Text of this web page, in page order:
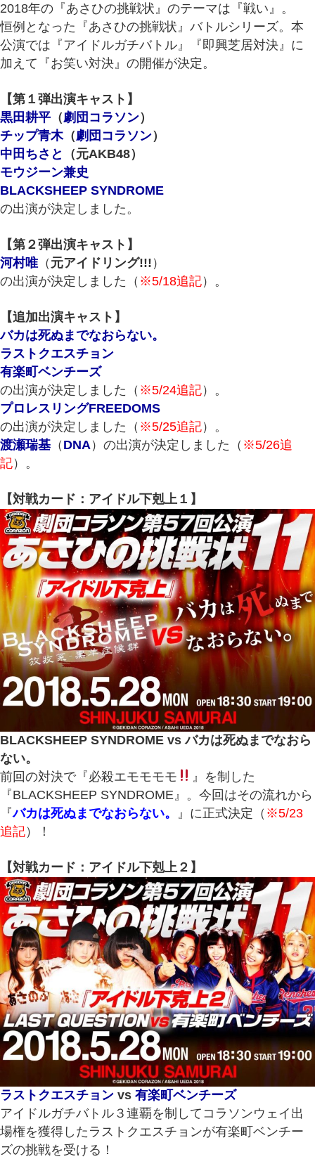
2018年の『あさひの挑戦状』のテーマは『戦い』。
恒例となった『あさひの挑戦状』バトルシリーズ。本
公演では『アイドルガチバトル』『即興芝居対決』に
加えて『お笑い対決』の開催が決定。
【第１弾出演キャスト】
黒田耕平 （劇団コラソン）
チップ青木（劇団コラソン）
中田ちさと
（元AKB48）
モウジーン兼史
BLACKSHEEP SYNDROME
の出演が決定しました。
【第２弾出演キャスト】
河村唯 （ 元アイドリング!!! ）
の出演が決定しました（ ※5/18追記）。
【追加出演キャスト】
バカは死ぬまでなおらない。
ラストクエスチョン
有楽町ベンチーズ
の出演が決定しました（ ※5/24追記）。
プロレスリングFREEDOMS
の出演が決定しました（ ※5/25追記）。
渡瀬瑞基 （ DNA ）の出演が決定しました（ ※5/26追
記）。
【対戦カード：アイドル下剋上１】
BLACKSHEEP SYNDROME vs バカは死ぬまでなおら
ない。
前回の対決で『必殺エモモモモ
』を制した
『BLACKSHEEP SYNDROME』。今回はその流れから
『バカは死ぬまでなおらない。 』に正式決定（ ※5/23
追記）！
【対戦カード：アイドル下剋上２】
ラストクエスチョン vs 有楽町ベンチーズ
アイドルガチバトル３連覇を制してコラソンウェイ出
場権を獲得したラストクエスチョンが有楽町ベンチー
ズの挑戦を受ける！